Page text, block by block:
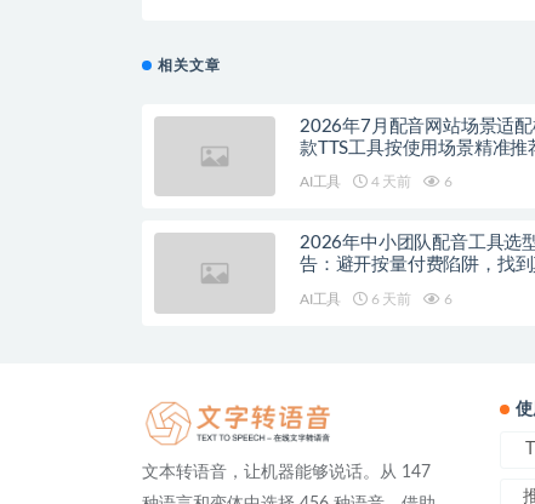
相关文章
2026年7月配音网站场景适
款TTS工具按使用场景精准推
AI工具 4 天前 6
2026年中小团队配音工具选
告：避开按量付费陷阱，找到
AI工具 6 天前 6
文本转语音，让机器能够说话。从 147
使